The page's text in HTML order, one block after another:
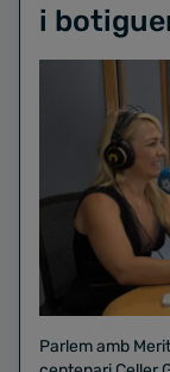
i
Parlem amb